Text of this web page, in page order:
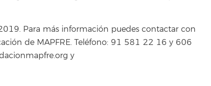
Para más información puedes contactar con
de MAPFRE. Teléfono: 91 581 22 16 y 606
y